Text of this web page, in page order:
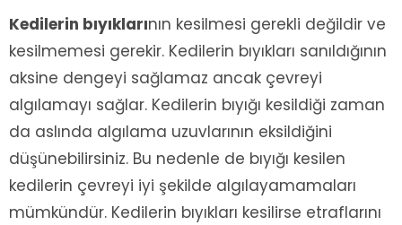
Kedilerin bıyıklarının kesilmesi gerekli değildir ve
kesilmemesi gerekir. Kedilerin bıyıkları sanıldığının
aksine dengeyi sağlamaz ancak çevreyi
algılamayı sağlar. Kedilerin bıyığı kesildiği zaman
da aslında algılama uzuvlarının eksildiğini
düşünebilirsiniz. Bu nedenle de bıyığı kesilen
kedilerin çevreyi iyi şekilde algılayamamaları
mümkündür. Kedilerin bıyıkları kesilirse etraflarını